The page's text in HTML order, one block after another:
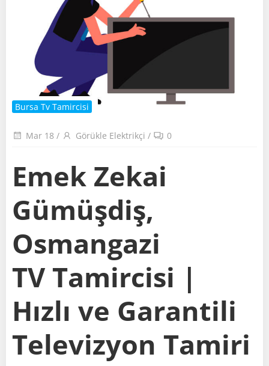
Bursa Tv Tamircisi
Mar 18 / Görükle Elektrikçi / 0
Emek Zekai
Gümüşdiş,
Osmangazi
TV Tamircisi |
Hızlı ve Garantili
Televizyon Tamiri